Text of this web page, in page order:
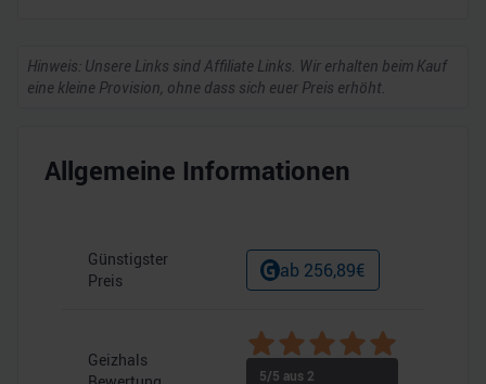
Hinweis: Unsere Links sind Affiliate Links. Wir erhalten beim Kauf
eine kleine Provision, ohne dass sich euer Preis erhöht.
Allgemeine Informationen
Günstigster
Preis
ab 256,89€
Geizhals
5/5 aus 2